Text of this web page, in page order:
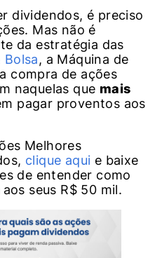
dividendos, é preciso
Mas não é
da estratégia das
Bolsa, a Máquina de
compra de ações
naquelas que mais
pagar proventos aos
Melhores
clique aqui e baixe
de entender como
seus R$ 50 mil.